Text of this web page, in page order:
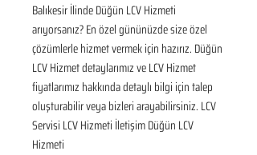
Balıkesir İlinde Düğün LCV Hizmeti
arıyorsanız? En özel gününüzde size özel
çözümlerle hizmet vermek için hazırız. Düğün
LCV Hizmet detaylarımız ve LCV Hizmet
fiyatlarımız hakkında detaylı bilgi için talep
oluşturabilir veya bizleri arayabilirsiniz. LCV
Servisi LCV Hizmeti İletişim Düğün LCV
Hizmeti